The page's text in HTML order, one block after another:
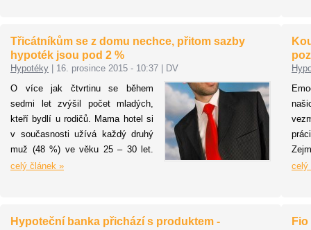
Třicátníkům se z domu nechce, přitom sazby
hypoték jsou pod 2 %
Hypotéky 16. prosince 2015 - 10:37
DV
O více jak čtvrtinu se během
sedmi let zvýšil počet mladých,
kteří bydlí u rodičů. Mama hotel si
v současnosti užívá každý druhý
muž (48 %) ve věku 25 – 30 let.
Ženy se naopak snaží
života stále bydlí u rodičů 1 ze 3
celý článek »
k
celý
Hypoteční banka přichází s produktem -